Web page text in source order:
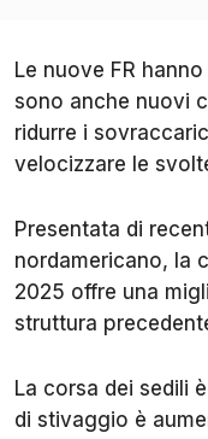
Le nuove FR
sono anche nuovi
ridurre i
velocizzare le
Presentata di
nordamericano, la
2025 offre una
struttura
La corsa dei sedili
di stivaggio è